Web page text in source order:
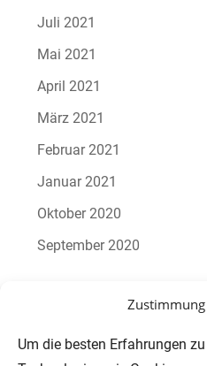
Um die besten Erfahrungen
Juli 2021
Mai 2021
April 2021
März 2021
Februar 2021
Januar 2021
Oktober 2020
September 2020